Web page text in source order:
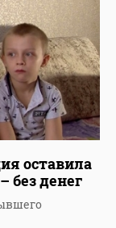
оставила
без денег